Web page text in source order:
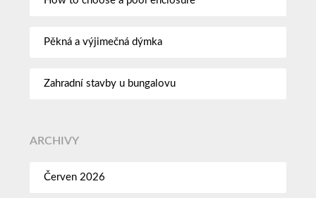
Pěkná a výjimečná dýmka
Zahradní stavby u bungalovu
ARCHIVY
Červen 2026